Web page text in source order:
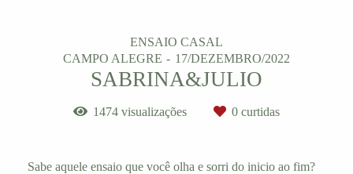
ENSAIO CASAL
CAMPO ALEGRE
17/DEZEMBRO/2022
SABRINA&JULIO
1474 visualizações 0 curtidas
Sabe aquele ensaio que você olha e sorri do inicio ao fim?